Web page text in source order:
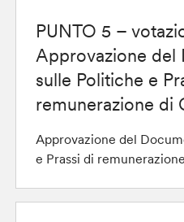
PUNTO 5 –
Approvazione del
sulle Politiche e
remunerazione di
Approvazione del
e Prassi di